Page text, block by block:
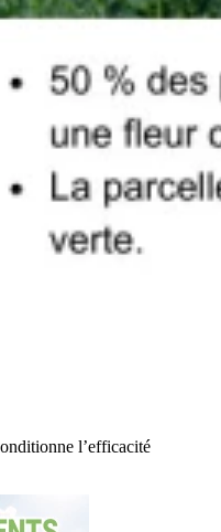
l’efficacité